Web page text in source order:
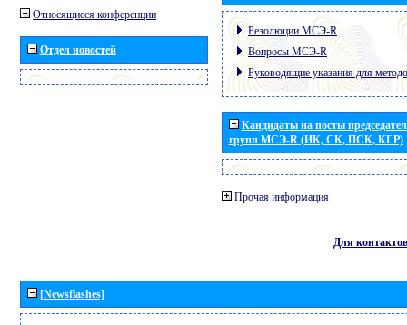
Относящиеся конференции
Отдел новостей
Резолюции МСЭ-R
Вопросы МСЭ-R
Руководящие указания для
Кандидаты на посты
групп МСЭ-R (ИК, СК, ПСК, КГР)
Прочая информация
Для контактов
[Newsflashes]